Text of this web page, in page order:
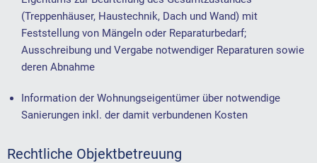
(Treppenhäuser, Haustechnik, Dach und Wand) mit
Feststellung von Mängeln oder Reparaturbedarf;
Ausschreibung und Vergabe notwendiger Reparaturen sowie
deren Abnahme
Information der Wohnungseigentümer über notwendige
Sanierungen inkl. der damit verbundenen Kosten
Rechtliche Objektbetreuung